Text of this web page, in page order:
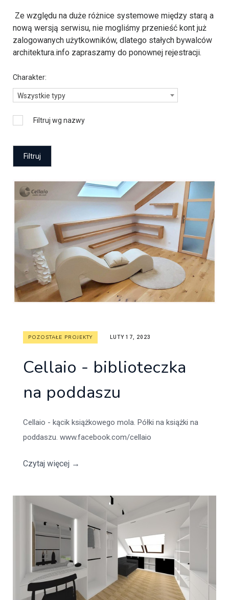
Ze względu na duże różnice systemowe między starą a
nową wersją serwisu, nie mogliśmy przenieść kont już
zalogowanych użytkowników, dlatego stałych bywalców
architektura.info zapraszamy do ponownej rejestracji.
Charakter:
Wszystkie typy
Filtruj wg nazwy
POZOSTAŁE PROJEKTY LUTY 17, 2023
Cellaio - biblioteczka
na poddaszu
Cellaio - kącik książkowego mola. Półki na książki na
poddaszu. www.facebook.com/cellaio
Czytaj więcej →